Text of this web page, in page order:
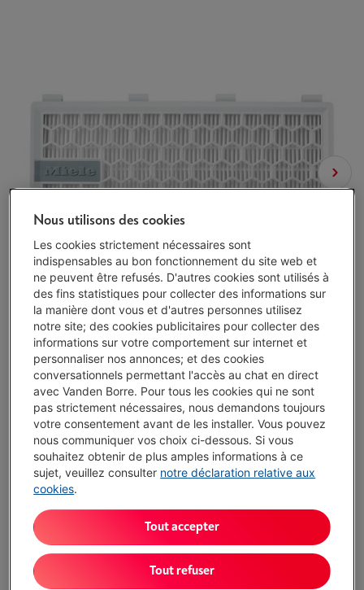
Disponibilité limitée-Voir le stock
€ 38,99
Nous utilisons des cookies
Les cookies strictement nécessaires sont
indispensables au bon fonctionnement du site web et
ne peuvent être refusés. D'autres cookies sont utilisés à
des fins statistiques pour collecter des informations sur
la manière dont vous et d'autres personnes utilisez
notre site; des cookies publicitaires pour collecter des
informations sur votre comportement sur internet et
personnaliser nos annonces; et des cookies
conversationnels permettant l'accès au chat en direct
avec Vanden Borre. Pour tous les cookies qui ne sont
pas strictement nécessaires, nous demandons toujours
votre consentement avant de les installer. Vous pouvez
nous communiquer vos choix ci-dessous. Si vous
souhaitez obtenir de plus amples informations à ce
sujet, veuillez consulter notre déclaration relative aux
cookies.
Tout refuser
Tout accepter